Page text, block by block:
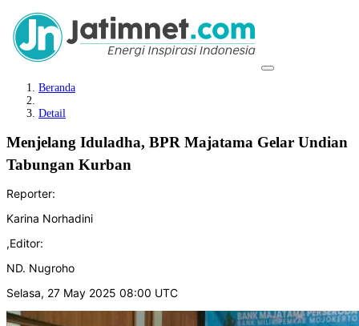
Beranda
Detail
Menjelang Iduladha, BPR Majatama Gelar Undian
Tabungan Kurban
Reporter:
Karina Norhadini
,Editor:
ND. Nugroho
Selasa, 27 May 2025 08:00 UTC